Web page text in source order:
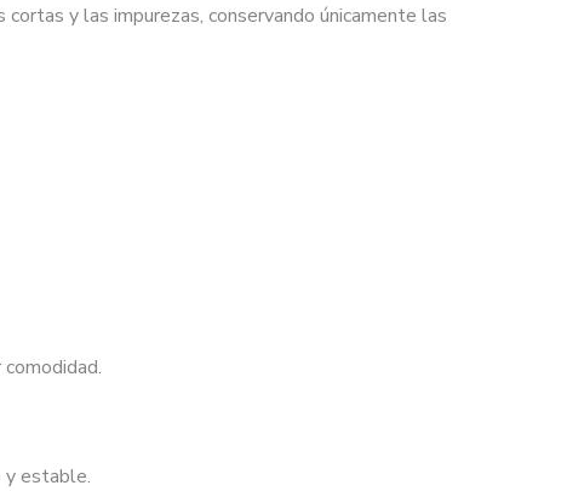
y las impurezas, conservando únicamente las
y estable.